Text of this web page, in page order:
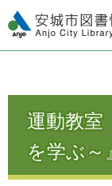
安城市図書情報館
運動教室
を学ぶ～